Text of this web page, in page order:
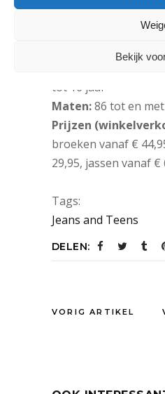
Bekijk
Verkoopinfo:Blue
tot 16 jaar
Maten:86 tot en
Prijzen
broeken vanaf €
29,95, jassen vanaf €
Tags:
Jeans and Teens
DELEN:
VORIG ARTIKEL